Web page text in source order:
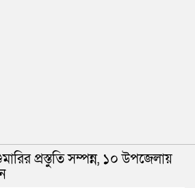
প্রস্তুতি সম্পন্ন, ১০ উপজেলায়